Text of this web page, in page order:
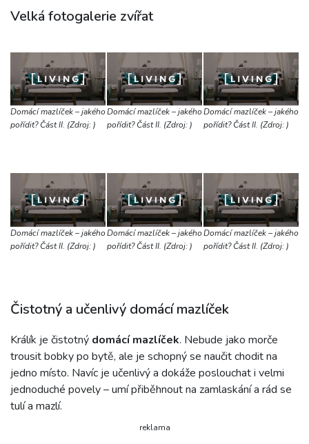
Velká fotogalerie zvířat
Domácí mazlíček – jakého
pořídit? Část II. (Zdroj: )
Domácí mazlíček – jakého
pořídit? Část II. (Zdroj: )
Domácí mazlíček – jakého
pořídit? Část II. (Zdroj: )
Domácí mazlíček – jakého
pořídit? Část II. (Zdroj: )
Domácí mazlíček – jakého
pořídit? Část II. (Zdroj: )
Domácí mazlíček – jakého
pořídit? Část II. (Zdroj: )
Čistotný a učenlivý domácí mazlíček
Králík je čistotný domácí mazlíček. Nebude jako morče
trousit bobky po bytě, ale je schopný se naučit chodit na
jedno místo. Navíc je učenlivý a dokáže poslouchat i velmi
jednoduché povely – umí přiběhnout na zamlaskání a rád se
tulí a mazlí.
reklama